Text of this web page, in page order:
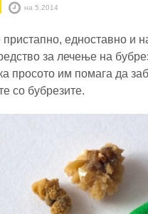
на 5.2014
пристапно, едноставно и
за лечење на
просото им помага да
со бубрезите.